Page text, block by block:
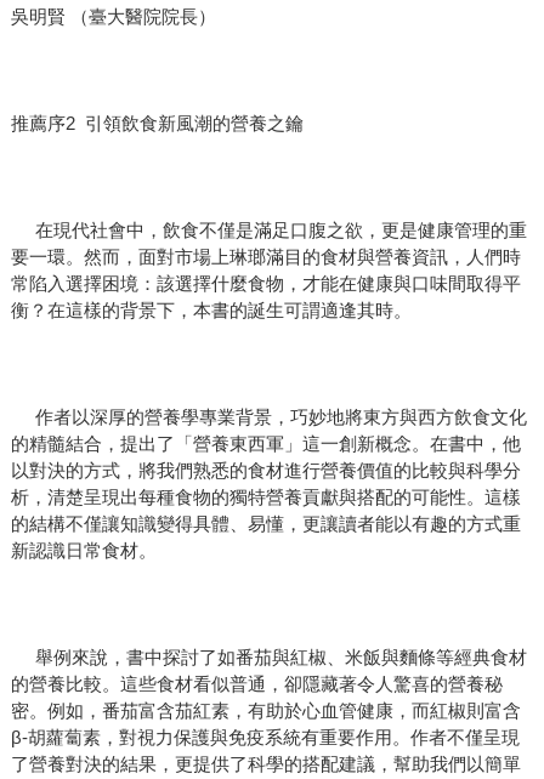
吳明賢 （臺大醫院院長）
推薦序2 引領飲食新風潮的營養之鑰
在現代社會中，飲食不僅是滿足口腹之欲，更是健康管理的重
要一環。然而，面對市場上琳瑯滿目的食材與營養資訊，人們時
常陷入選擇困境：該選擇什麼食物，才能在健康與口味間取得平
衡？在這樣的背景下，本書的誕生可謂適逢其時。
作者以深厚的營養學專業背景，巧妙地將東方與西方飲食文化
的精髓結合，提出了「營養東西軍」這一創新概念。在書中，他
以對決的方式，將我們熟悉的食材進行營養價值的比較與科學分
析，清楚呈現出每種食物的獨特營養貢獻與搭配的可能性。這樣
的結構不僅讓知識變得具體、易懂，更讓讀者能以有趣的方式重
新認識日常食材。
舉例來說，書中探討了如番茄與紅椒、米飯與麵條等經典食材
的營養比較。這些食材看似普通，卻隱藏著令人驚喜的營養秘
密。例如，番茄富含茄紅素，有助於心血管健康，而紅椒則富含
β-胡蘿蔔素，對視力保護與免疫系統有重要作用。作者不僅呈現
了營養對決的結果，更提供了科學的搭配建議，幫助我們以簡單